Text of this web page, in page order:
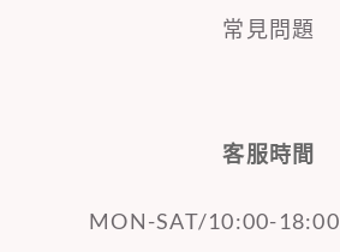
常見問題
客服時間
MON-SAT/10:00-18:00